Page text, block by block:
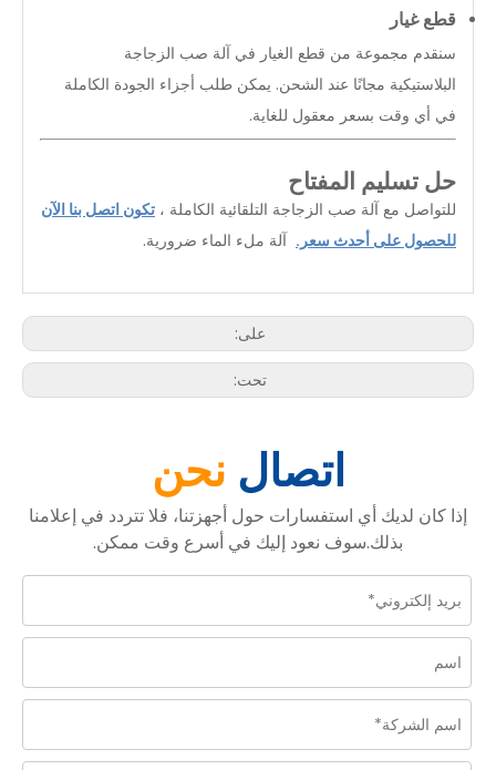
قطع غيار
سنقدم مجموعة من قطع الغيار في آلة صب الزجاجة
البلاستيكية مجانًا عند الشحن. يمكن طلب أجزاء الجودة الكاملة
في أي وقت بسعر معقول للغاية.
حل تسليم المفتاح
للتواصل مع آلة صب الزجاجة التلقائية الكاملة ، تكون اتصل بنا الآن
للحصول على أحدث سعر. آلة ملء الماء ضرورية.
على:
تحت:
اتصال نحن
إذا كان لديك أي استفسارات حول أجهزتنا، فلا تتردد في إعلامنا
بذلك.سوف نعود إليك في أسرع وقت ممكن.